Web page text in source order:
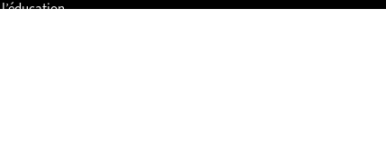
l’éducation